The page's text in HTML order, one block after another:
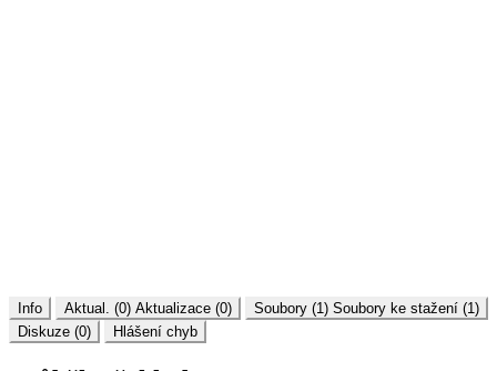
Info Aktual. (0) Aktualizace (0) Soubory (1) Soubory ke stažení (1)
Diskuze (0)
Hlášení chyb